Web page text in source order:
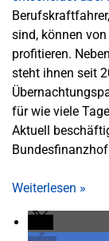
sind, können
profitieren.
steht ihnen seit
für wie viele
Aktuell
Weiterlesen »